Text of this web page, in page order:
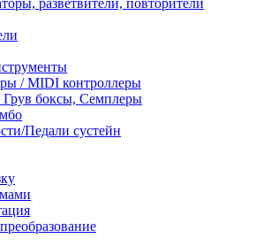
разветвители, повторители
/ MIDI контроллеры
боксы, Семплеры
Педали сустейн